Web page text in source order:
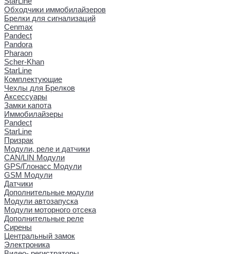
Обходчики иммобилайзеров
Брелки для сигнализаций
Cenmax
Pandect
Pandora
Pharaon
Scher-Khan
StarLine
Комплектующие
Чехлы для Брелков
Аксессуары
Замки капота
Иммобилайзеры
Pandect
StarLine
Призрак
Модули, реле и датчики
CAN/LIN Модули
GPS/Глонасс Модули
GSM Модули
Датчики
Дополнительные модули
Модули автозапуска
Модули моторного отсека
Дополнительные реле
Сирены
Центральный замок
Электроника